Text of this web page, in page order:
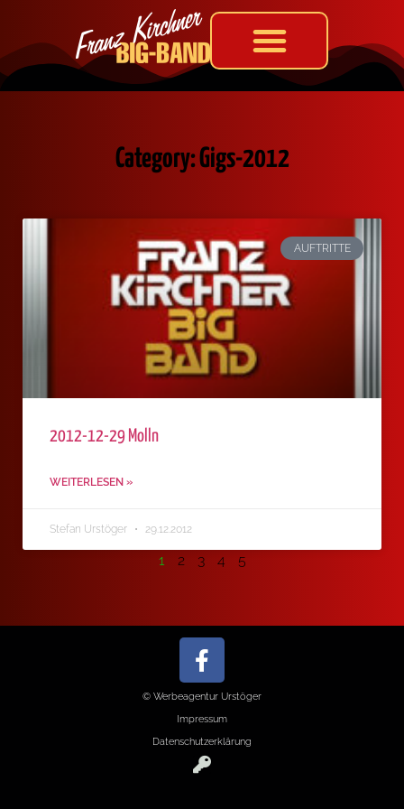
Category: Gigs-2012
AUFTRITTE
2012-12-29 Molln
WEITERLESEN »
Stefan Urstöger 29.12.2012
1 2 3 4 5
© Werbeagentur Urstöger
Impressum
Datenschutzerklärung